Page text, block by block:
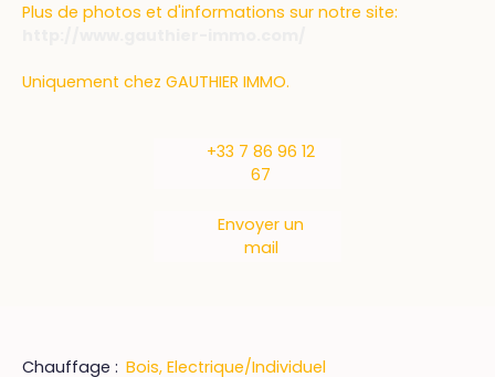
Plus de photos et d'informations sur notre site:
Uniquement chez GAUTHIER IMMO.
+33 7 86 96 12
67
Envoyer un
mail
Chauffage : Bois, Electrique/Individuel